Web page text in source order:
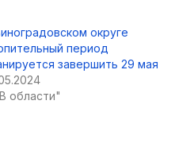
округе
период
завершить 29 мая
области"